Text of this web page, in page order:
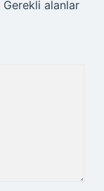
Gerekli alanlar